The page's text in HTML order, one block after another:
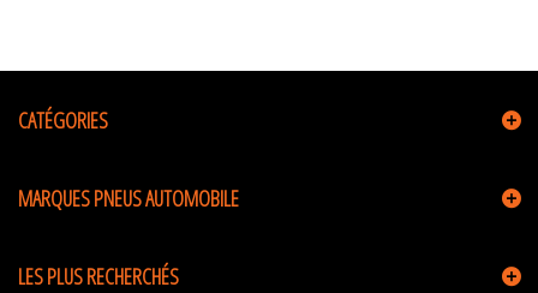
CATÉGORIES
MARQUES PNEUS AUTOMOBILE
LES PLUS RECHERCHÉS